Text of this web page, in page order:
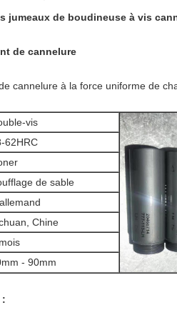
jumeaux de boudineuse à vis
de cannelure
cannelure à la force uniforme de
vis
62HRC
de sable
Chine
- 90mm
: